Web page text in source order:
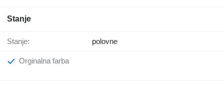
Stanje
Stanje: polovne
Orginalna farba